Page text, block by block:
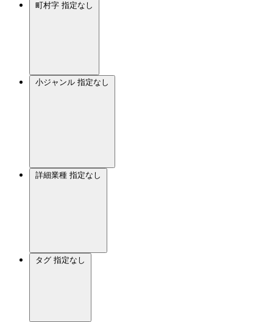
町村字 指定なし
小ジャンル 指定なし
詳細業種 指定なし
タグ 指定なし